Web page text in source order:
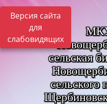
Версия сайта
для
слабовидящих
сельская
сельского